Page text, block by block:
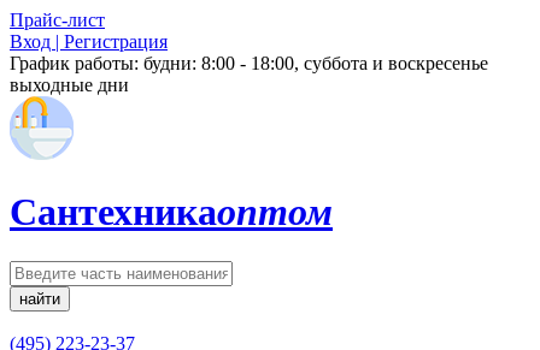
Прайс-лист
Вход | Регистрация
График работы: будни: 8:00 - 18:00, суббота и воскресенье
выходные дни
Сантехникаоптом
найти
(495) 223-23-37